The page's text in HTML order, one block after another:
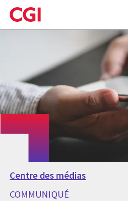
Skip
to
main
Centre des médias
COMMUNIQUÉ